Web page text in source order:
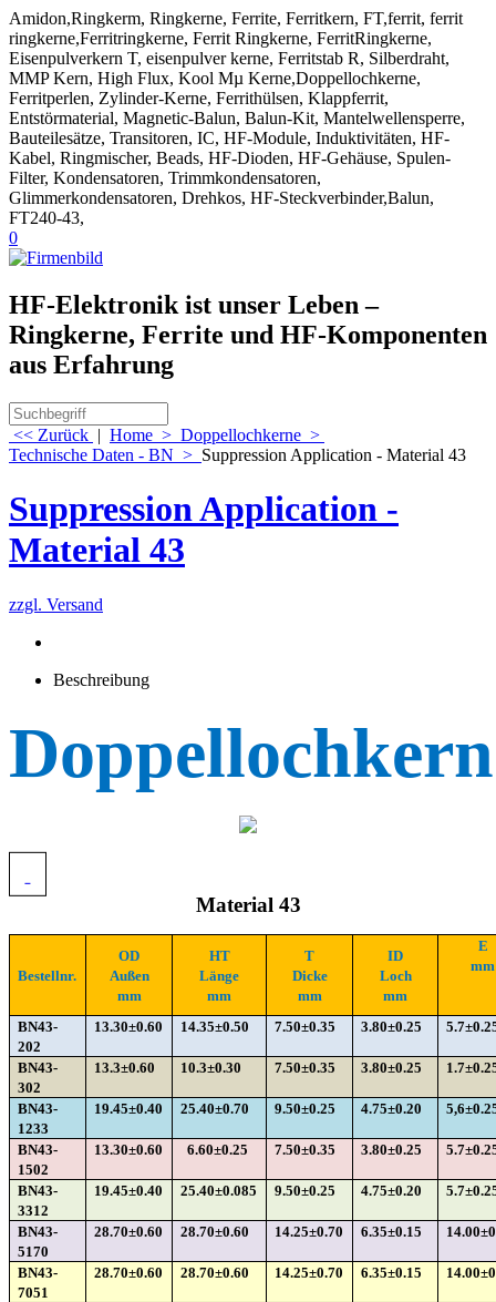
Amidon,Ringkerm, Ringkerne, Ferrite, Ferritkern, FT,ferrit, ferrit
ringkerne,Ferritringkerne, Ferrit Ringkerne, FerritRingkerne,
Eisenpulverkern T, eisenpulver kerne, Ferritstab R, Silberdraht,
MMP Kern, High Flux, Kool Mµ Kerne,Doppellochkerne,
Ferritperlen, Zylinder-Kerne, Ferrithülsen, Klappferrit,
Entstörmaterial, Magnetic-Balun, Balun-Kit, Mantelwellensperre,
Bauteilesätze, Transitoren, IC, HF-Module, Induktivitäten, HF-
Kabel, Ringmischer, Beads, HF-Dioden, HF-Gehäuse, Spulen-
Filter, Kondensatoren, Trimmkondensatoren,
Glimmerkondensatoren, Drehkos, HF-Steckverbinder,Balun,
FT240-43,
0
HF-Elektronik ist unser Leben –
Ringkerne, Ferrite und HF-Komponenten
aus Erfahrung
<< Zurück | Home > Doppellochkerne >
Technische Daten - BN > Suppression Application - Material 43
Suppression Application -
Material 43
zzgl. Versand
Beschreibung
Material 43
Bestellnr.
OD
Außen
mm
HT
Länge
mm
T
Dicke
mm
ID
Loch
mm
E
mm
BN43-
202
13.30±0.60 14.35±0.50 7.50±0.35 3.80±0.25 5.7
BN43-
302
13.3±0.60 10.3±0.30 7.50±0.35 3.80±0.25 1.7
BN43-
1233
19.45±0.40 25.40±0.70 9.50±0.25 4.75±0.20
BN43-
1502
13.30±0.60 6.60±0.25 7.50±0.35 3.80±0.25
BN43-
3312
19.45±0.40 25.40±0.085 9.50±0.25 4.75±0.20
BN43-
5170
28.70±0.60 28.70±0.60 14.25±0.70 6.35±0.15
BN43-
7051
28.70±0.60 28.70±0.60 14.25±0.70 6.35±0.15